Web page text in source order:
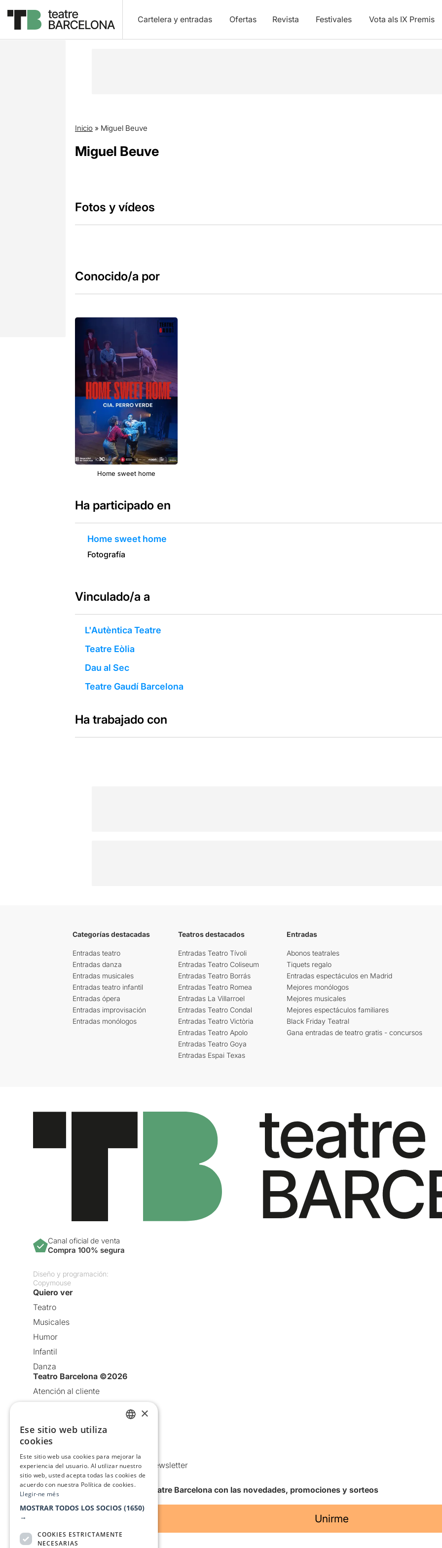
Cartelera y entradas Ofertas Revista Festivales Vota als IX Premis
Inicio » Miguel Beuve
Miguel Beuve
Fotos y vídeos
Conocido/a por
Home sweet home
Ha participado en
Home sweet home
Fotografía
Vinculado/a a
L'Autèntica Teatre
Teatre Eòlia
Dau al Sec
Teatre Gaudí Barcelona
Ha trabajado con
Categorías destacadas
Entradas teatro
Entradas danza
Entradas musicales
Entradas teatro infantil
Entradas ópera
Entradas improvisación
Entradas monólogos
Teatros destacados
Entradas Teatro Tívoli
Entradas Teatro Coliseum
Entradas Teatro Borrás
Entradas Teatro Romea
Entradas La Villarroel
Entradas Teatro Condal
Entradas Teatro Victòria
Entradas Teatro Apolo
Entradas Teatro Goya
Entradas Espai Texas
Entradas
Abonos teatrales
Tiquets regalo
Entradas espectáculos en Madrid
Mejores monólogos
Mejores musicales
Mejores espectáculos familiares
Black Friday Teatral
Gana entradas de teatro gratis - concursos
Canal oficial de venta
Compra 100% segura
Diseño y programación:
Copymouse
Quiero ver
Teatro
Musicales
Humor
Infantil
Danza
Teatro Barcelona ©2026
Atención al cliente
Política de Cookies
Comunicaciones comerciales y Newsletter
Anuncia’t
Quiero recibir la newsletter de Teatre Barcelona con las novedades, promociones y sorteos
Unirme
×
Ese sitio web utiliza
cookies
Este sitio web usa cookies para mejorar la
experiencia del usuario. Al utilizar nuestro
sitio web, usted acepta todas las cookies de
acuerdo con nuestra Política de cookies.
Llegir-ne més
MOSTRAR TODOS LOS SOCIOS (1650)
→
COOKIES ESTRICTAMENTE
NECESARIAS